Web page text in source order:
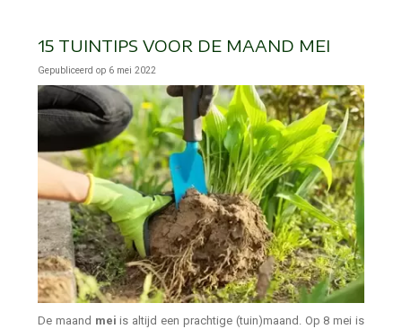
15 TUINTIPS VOOR DE MAAND MEI
Gepubliceerd op 6 mei 2022
De maand mei is altijd een prachtige (tuin)maand. Op 8 mei is